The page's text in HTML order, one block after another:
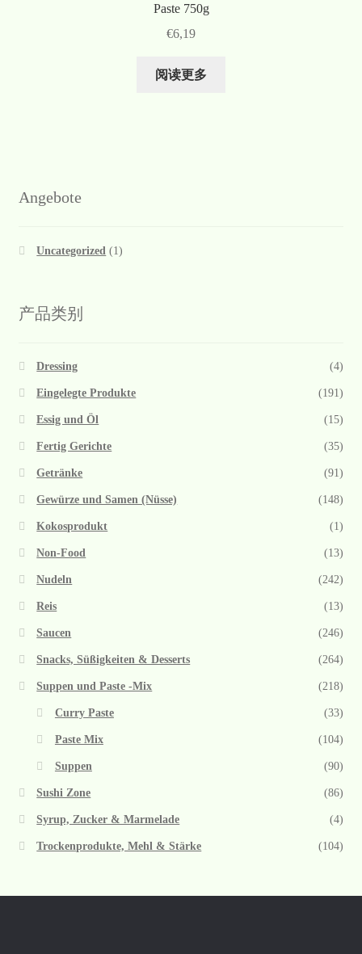
Paste 750g
€6,19
阅读更多
Angebote
Uncategorized (1)
产品类别
Dressing (4)
Eingelegte Produkte (191)
Essig und Öl (15)
Fertig Gerichte (35)
Getränke (91)
Gewürze und Samen (Nüsse) (148)
Kokosprodukt (1)
Non-Food (13)
Nudeln (242)
Reis (13)
Saucen (246)
Snacks, Süßigkeiten & Desserts (264)
Suppen und Paste -Mix (218)
Curry Paste (33)
Paste Mix (104)
Suppen (90)
Sushi Zone (86)
Syrup, Zucker & Marmelade (4)
Trockenprodukte, Mehl & Stärke (104)